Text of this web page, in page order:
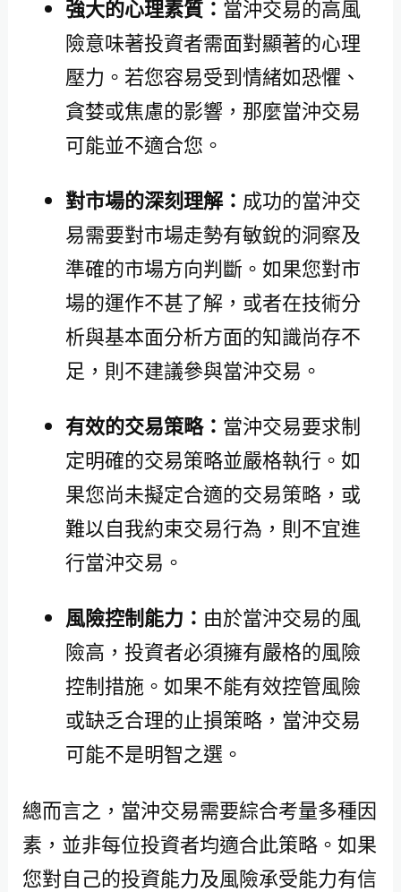
強大的心理素質： 當沖交易的高風
險意味著投資者需面對顯著的心理
壓力。若您容易受到情緒如恐懼、
貪婪或焦慮的影響，那麼當沖交易
可能並不適合您。
對市場的深刻理解： 成功的當沖交
易需要對市場走勢有敏銳的洞察及
準確的市場方向判斷。如果您對市
場的運作不甚了解，或者在技術分
析與基本面分析方面的知識尚存不
足，則不建議參與當沖交易。
有效的交易策略： 當沖交易要求制
定明確的交易策略並嚴格執行。如
果您尚未擬定合適的交易策略，或
難以自我約束交易行為，則不宜進
行當沖交易。
風險控制能力： 由於當沖交易的風
險高，投資者必須擁有嚴格的風險
控制措施。如果不能有效控管風險
或缺乏合理的止損策略，當沖交易
可能不是明智之選。
總而言之，當沖交易需要綜合考量多種因
素，並非每位投資者均適合此策略。如果
您對自己的投資能力及風險承受能力有信